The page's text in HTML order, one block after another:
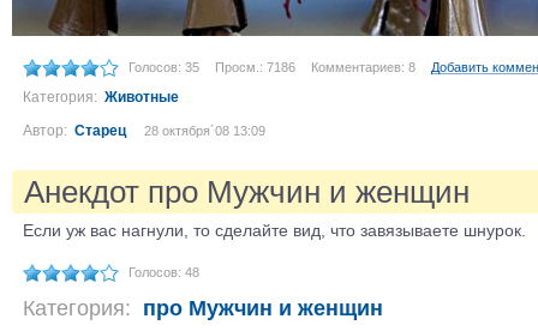
Голосов: 35 Просм.: 7186 Комментариев: 8 Добавить
Категория: Животные
Автор: Старец 28 октября´08 13:09
Анекдот про Мужчин и женщин
Если уж вас нагнули, то сделайте вид, что завязываете шнурок.
Голосов: 48
Категория: про Мужчин и женщин